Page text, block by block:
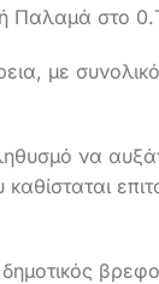
Παλαμά στο
με
να